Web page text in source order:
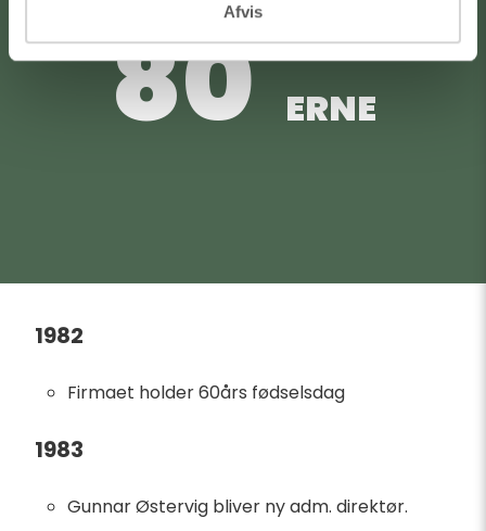
Afvis
80´ERNE
1982
Firmaet holder 60års fødselsdag
1983
Gunnar Østervig bliver ny adm. direktør.